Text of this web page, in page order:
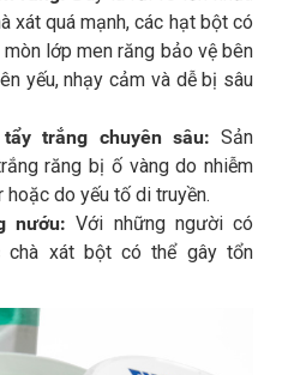
xát quá mạnh, các hạt bột có
lớp men răng bảo vệ bên
yếu, nhạy cảm và dễ bị sâu
trắng chuyên sâu: Sản
răng bị ố vàng do nhiễm
hoặc do yếu tố di truyền.
nướu:Với những người có
chà xát bột có thể gây tổn